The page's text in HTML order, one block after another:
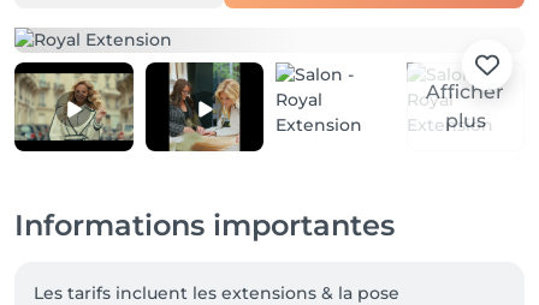
Afficher
plus
Informations importantes
Les tarifs incluent les extensions & la pose